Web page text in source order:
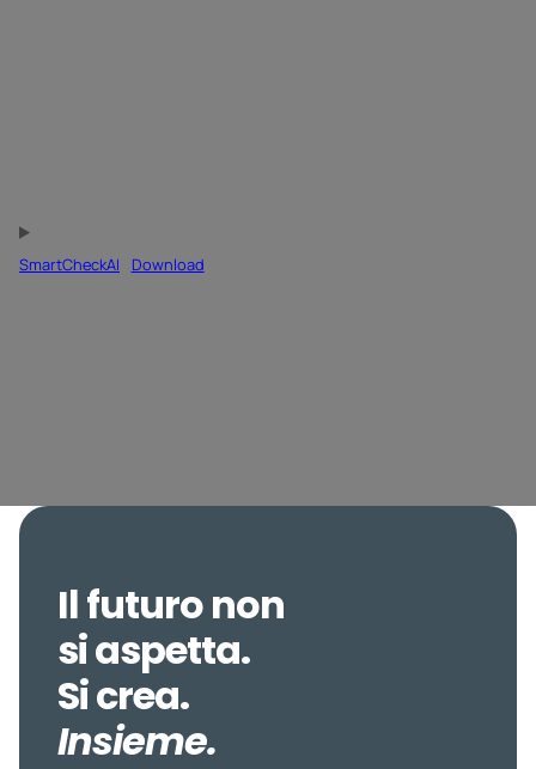
SmartCheckAI Download
Il futuro non
si aspetta.
Si crea.
Insieme.